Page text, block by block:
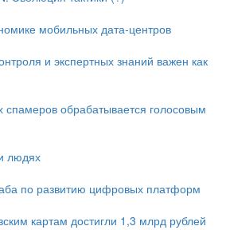
мобильных дата-центров
и экспертных знаний важен как
обрабатывается голосовым
людях
по развитию цифровых платформ
картам достигли 1,3 млрд рублей